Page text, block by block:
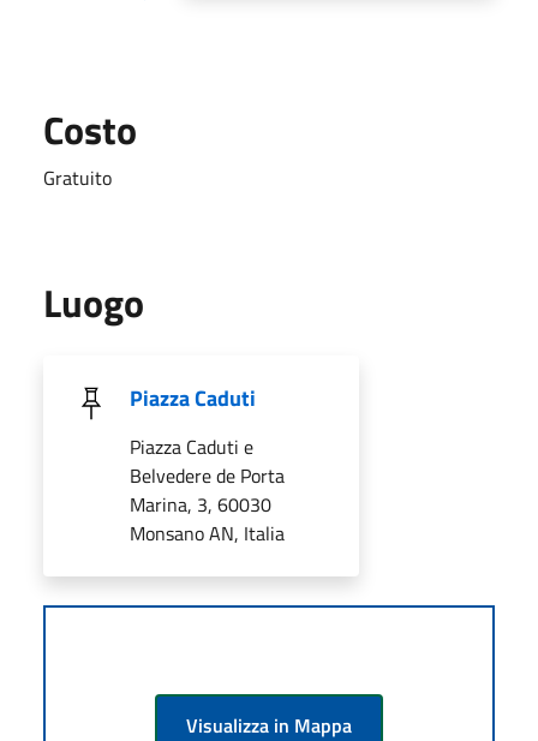
Costo
Gratuito
Luogo
Piazza Caduti
Piazza Caduti e
Belvedere de Porta
Marina, 3, 60030
Monsano AN, Italia
Visualizza in Mappa